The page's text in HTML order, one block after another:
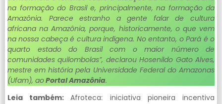
na formação do Brasil e, principalmente, na formação da
Amazônia. Parece estranho a gente falar de cultura
africana na Amazônia, porque, historicamente, o que vem
na nossa cabeça é cultura indígena. No entanto, o Pará é o
quarto estado do Brasil com o maior número de
comunidades quilombolas”, declarou Hosenildo Gato Alves,
mestre em história pela Universidade Federal do Amazonas
(Ufam), aoPortal Amazônia.
Leia também:Afroteca: iniciativa pioneira incentiva